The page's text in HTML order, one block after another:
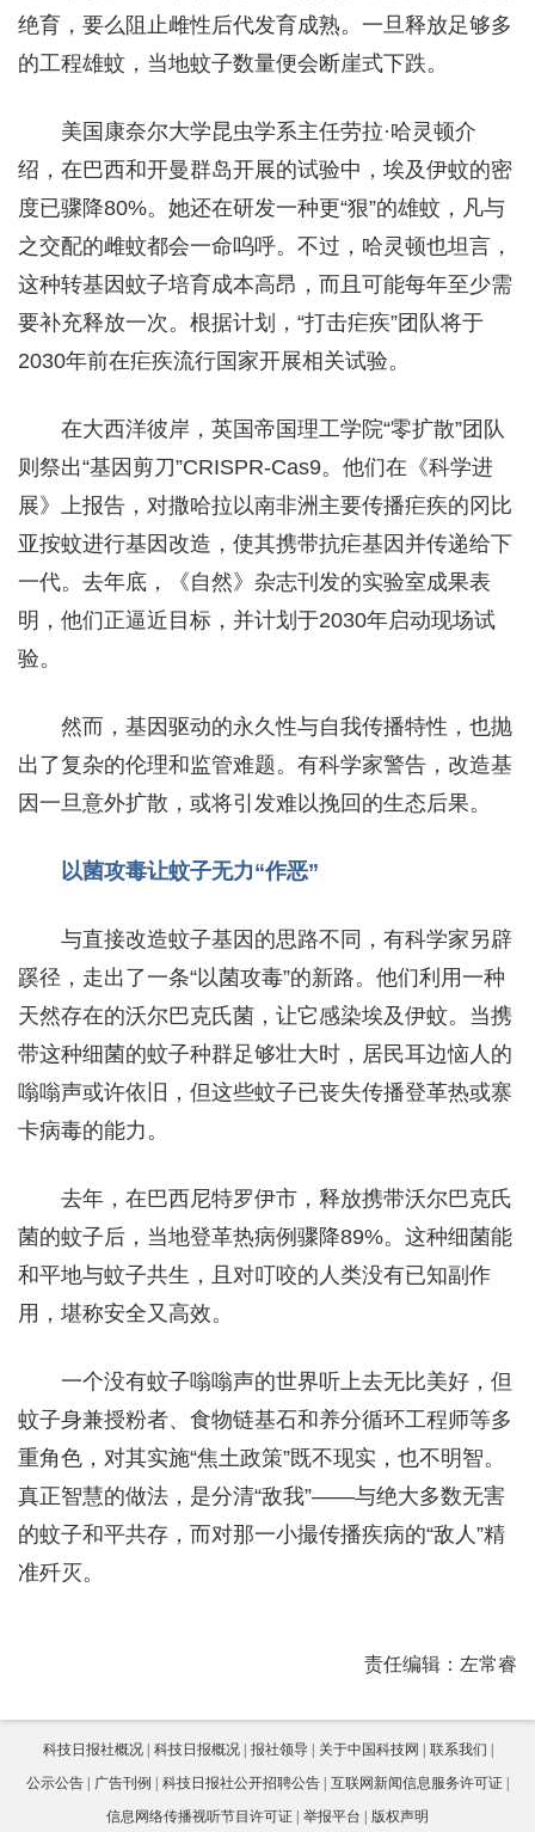
绝育，要么阻止雌性后代发育成熟。一旦释放足够多
的工程雄蚊，当地蚊子数量便会断崖式下跌。
美国康奈尔大学昆虫学系主任劳拉·哈灵顿介
绍，在巴西和开曼群岛开展的试验中，埃及伊蚊的密
度已骤降80%。她还在研发一种更“狠”的雄蚊，凡与
之交配的雌蚊都会一命呜呼。不过，哈灵顿也坦言，
这种转基因蚊子培育成本高昂，而且可能每年至少需
要补充释放一次。根据计划，“打击疟疾”团队将于
2030年前在疟疾流行国家开展相关试验。
在大西洋彼岸，英国帝国理工学院“零扩散”团队
则祭出“基因剪刀”CRISPR-Cas9。他们在《科学进
展》上报告，对撒哈拉以南非洲主要传播疟疾的冈比
亚按蚊进行基因改造，使其携带抗疟基因并传递给下
一代。去年底，《自然》杂志刊发的实验室成果表
明，他们正逼近目标，并计划于2030年启动现场试
验。
然而，基因驱动的永久性与自我传播特性，也抛
出了复杂的伦理和监管难题。有科学家警告，改造基
因一旦意外扩散，或将引发难以挽回的生态后果。
以菌攻毒让蚊子无力“作恶”
与直接改造蚊子基因的思路不同，有科学家另辟
蹊径，走出了一条“以菌攻毒”的新路。他们利用一种
天然存在的沃尔巴克氏菌，让它感染埃及伊蚊。当携
带这种细菌的蚊子种群足够壮大时，居民耳边恼人的
嗡嗡声或许依旧，但这些蚊子已丧失传播登革热或寨
卡病毒的能力。
去年，在巴西尼特罗伊市，释放携带沃尔巴克氏
菌的蚊子后，当地登革热病例骤降89%。这种细菌能
和平地与蚊子共生，且对叮咬的人类没有已知副作
用，堪称安全又高效。
一个没有蚊子嗡嗡声的世界听上去无比美好，但
蚊子身兼授粉者、食物链基石和养分循环工程师等多
重角色，对其实施“焦土政策”既不现实，也不明智。
真正智慧的做法，是分清“敌我”——与绝大多数无害
的蚊子和平共存，而对那一小撮传播疾病的“敌人”精
准歼灭。
责任编辑：左常睿
科技日报社概况 科技日报概况 报社领导 关于中国科技网
联系我们
公示公告
广告刊例 科技日报社公开招聘公告
互联网新闻信息服务许可证
信息网络传播视听节目许可证
举报平台 版权声明